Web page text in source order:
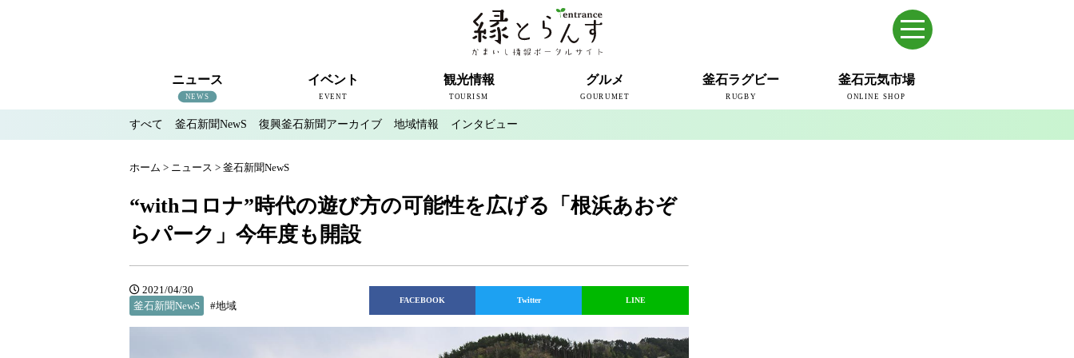
ニュース
NEWS
すべて
釜石新聞NewS
復興釜石新聞アーカイブ
地域情報
インタビュー
イベント
EVENT
釜石のイベント情報
観光情報
TOURISM
近代製鉄発祥の地
観光スポット
宿泊情報
釜石情報交流センター
魚河岸テラス
うのすまい・トモス
根浜シーサイド
SL銀河
三陸鉄道
グルメ
GOURUMET
釜石ラグビー
RUGBY
釜石元気市場
ONLINE SHOP
すべて 釜石新聞NewS 復興釜石新聞アーカイブ 地域情報 インタビュー
ホーム > ニュース > 釜石新聞NewS
“withコロナ”時代の遊び方の可能性を広げる「根浜あおぞ
らパーク」今年度も開設
2021/04/30
釜石新聞NewS
#地域 FACEBOOK Twitter LINE